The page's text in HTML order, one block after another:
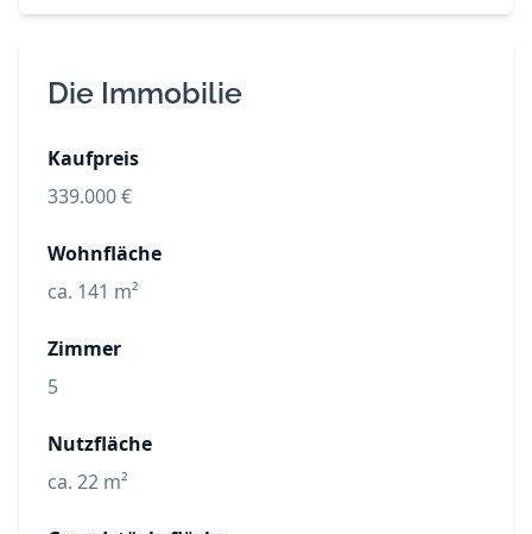
Die Immobilie
Kaufpreis
339.000 €
Wohnfläche
ca. 141 m²
Zimmer
5
Nutzfläche
ca. 22 m²